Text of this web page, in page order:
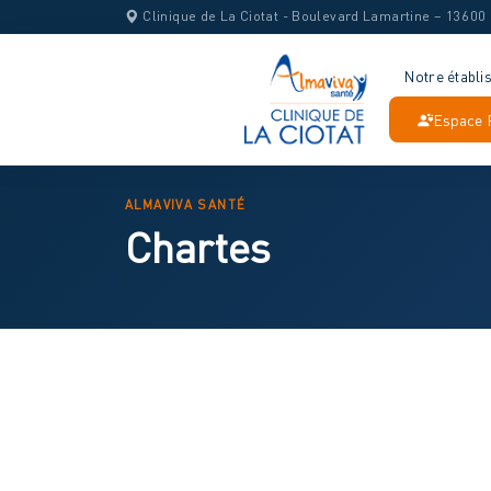
Clinique de La Ciotat - Boulevard Lamartine – 13600
Notre
Espace
ALMAVIVA SANTÉ
Chartes